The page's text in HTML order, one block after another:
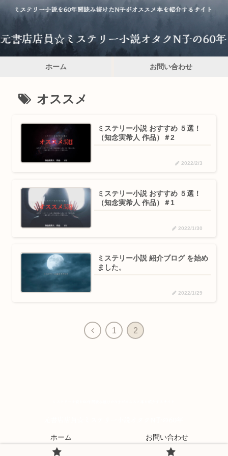
ホーム お問い合わせ
オススメ
ミステリー小説 おすすめ ５選！
（知念実希人 作品）＃2
2022/2/3
ミステリー小説 おすすめ ５選！
（知念実希人 作品）＃1
2022/1/30
ミステリー小説 紹介ブログ を始め
ました。
2022/1/29
1 2
ホーム お問い合わせ